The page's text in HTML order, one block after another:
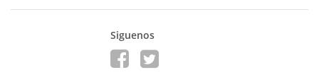
Siguenos